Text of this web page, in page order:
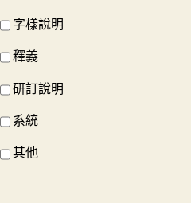
字樣說明
釋義
研訂說明
系統
其他